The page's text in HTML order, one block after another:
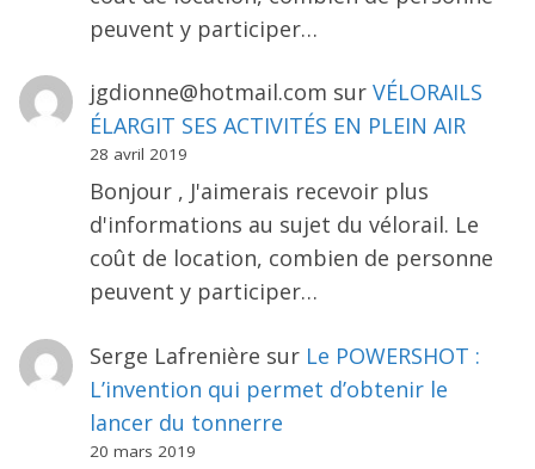
peuvent y participer…
jgdionne@hotmail.com sur VÉLORAILS
ÉLARGIT SES ACTIVITÉS EN PLEIN AIR
28 avril 2019
Bonjour , J'aimerais recevoir plus
d'informations au sujet du vélorail. Le
coût de location, combien de personne
peuvent y participer…
Serge Lafrenière sur Le POWERSHOT :
L’invention qui permet d’obtenir le
lancer du tonnerre
20 mars 2019